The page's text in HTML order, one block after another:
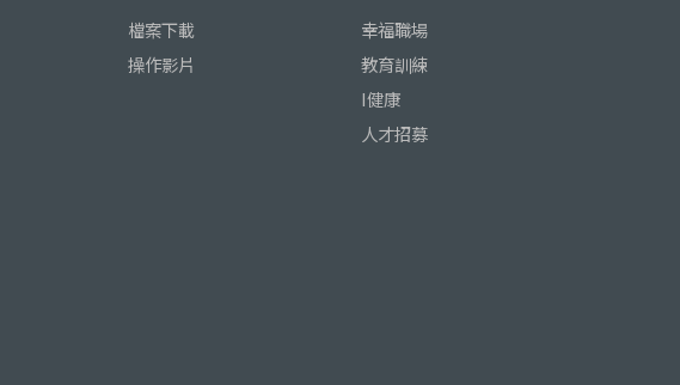
檔案下載
操作影片
幸福職場
教育訓練
I健康
人才招募